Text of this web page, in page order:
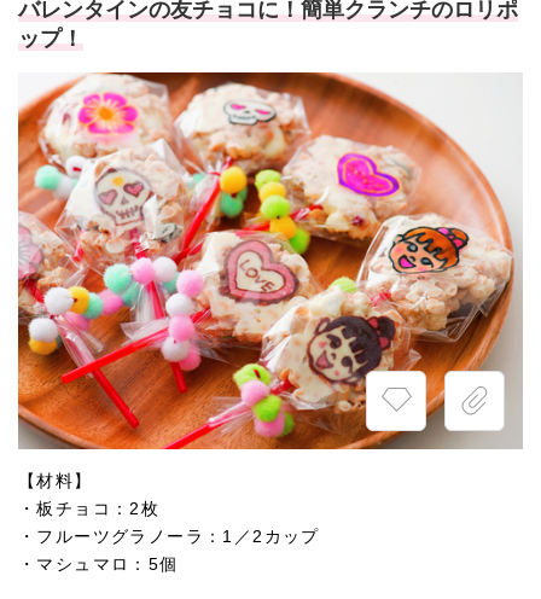
バレンタインの友チョコに！簡単クランチのロリポ
ップ！
【材料】
・板チョコ：2枚
・フルーツグラノーラ：1／2カップ
・マシュマロ：5個